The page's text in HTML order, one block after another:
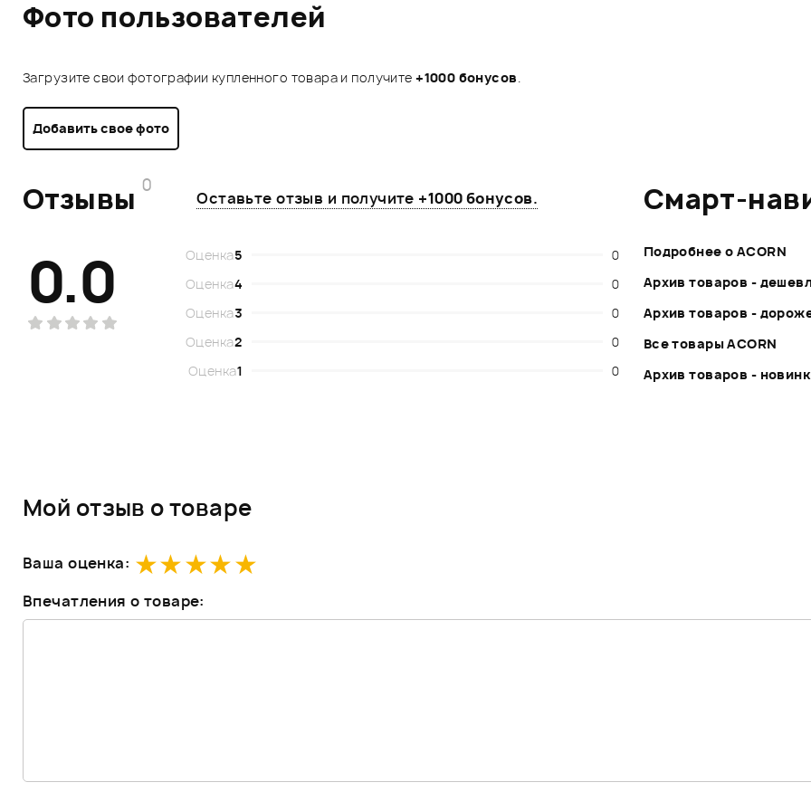
Фото пользователей
Загрузите свои фотографии купленного товара и получите+1000 бонусов.
Добавить свое фото
Отзывы 0
Оставьте отзыв и получите +1000 бонусов.
0.0 Оценка5
0
Оценка4
0
Оценка3
0
Оценка2
0
Оценка1 0
Смарт-
Подробнее о ACORN
Архив товаров -
Архив товаров -
Все товары ACORN
Архив товаров -
Мой отзыв о товаре
Ваша оценка:
Впечатления о товаре: